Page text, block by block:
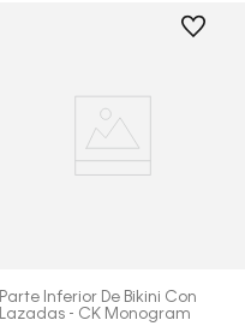
Parte Inferior De Bikini Con
Lazadas - CK Monogram